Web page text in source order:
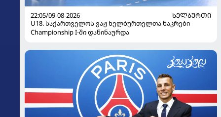
22:05/09-08-2026
ᲮᲔᲚᲑᲣᲠᲗᲘ
U18. საქართველოს ვაჟ ხელბურთელთა ნაკრები
Championship I-ში დაწინაურდა